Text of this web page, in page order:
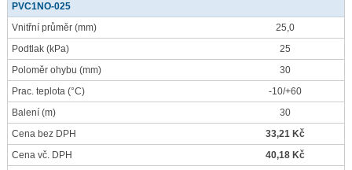
PVC1NO-025
Vnitřní průměr (mm)
25,0
Podtlak (kPa)
25
Poloměr ohybu (mm)
30
Prac. teplota (°C)
-10/+60
Balení (m)
30
Cena bez DPH
33,21 Kč
Cena vč. DPH
40,18 Kč